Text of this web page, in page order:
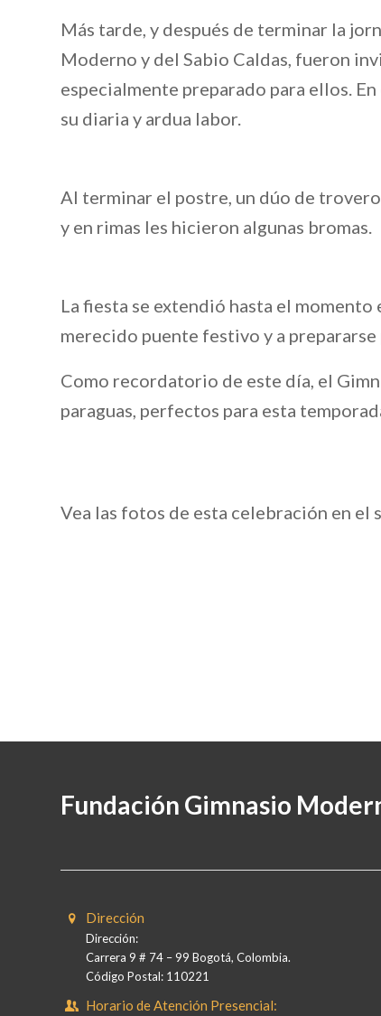
Más tarde, y después de terminar la
Moderno y del Sabio Caldas, fueron
especialmente preparado para ellos.
su diaria y ardua labor.
Al terminar el postre, un dúo de
y en rimas les hicieron algunas bromas.
La fiesta se extendió hasta el
merecido puente festivo y a
Como recordatorio de este día, el
paraguas, perfectos para esta
Vea las fotos de esta celebración en el
Fundación Gimnasio
Dirección
Dirección:
Carrera 9 # 74 – 99 Bogotá, Colombia.
Código Postal: 110221
Horario de Atención Presencial: